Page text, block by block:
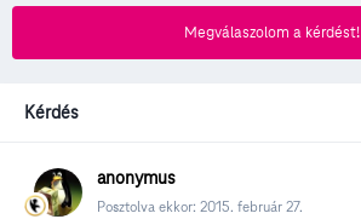
Megválaszolom a kérdést!
Kérdés
anonymus
Posztolva ekkor: 2015. február 27.